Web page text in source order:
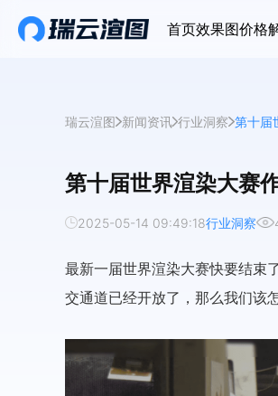
首页效果图价格
瑞云渲图 新闻资讯 行业洞察 第十届
第十届世界渲染大赛
2025-05-14 09:49:18行业洞察
最新一届世界渲染大赛快要结束
交通道已经开放了，那么我们该